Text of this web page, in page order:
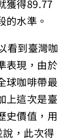
水準。
看到臺灣咖
表現，由於
咖啡帶最
這次是臺
價值，用
，此次得